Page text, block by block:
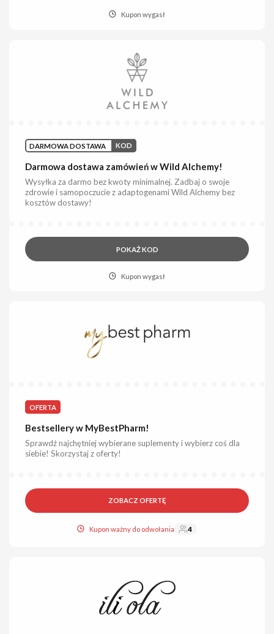
Kupon wygasł
DARMOWA DOSTAWA KOD
Darmowa dostawa zamówień w Wild Alchemy!
Wysyłka za darmo bez kwoty minimalnej. Zadbaj o swoje
zdrowie i samopoczucie z adaptogenami Wild Alchemy bez
kosztów dostawy!
POKAŻ KOD
Kupon wygasł
OFERTA
Bestsellery w MyBestPharm!
Sprawdź najchętniej wybierane suplementy i wybierz coś dla
siebie! Skorzystaj z oferty!
ZOBACZ OFERTĘ
Kupon ważny do odwołania 4